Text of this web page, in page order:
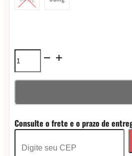
Líquido
Born
NicSalt
Consulte o frete e o prazo de